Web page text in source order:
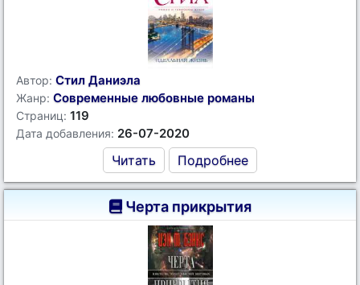
Автор: Стил Даниэла
Жанр: Современные любовные романы
Страниц: 119
Дата добавления: 26-07-2020
Читать Подробнее
Черта прикрытия